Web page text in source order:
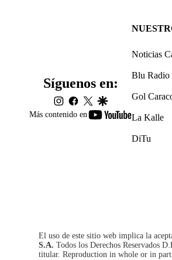
Más contenido en
youtube-
Síguenos en:
instagram
facebook
twittergoogle
Noticias
Blu Radio
Gol
La Kalle
DiTu
El uso de este sitio web implica la
S.A. Todos los Derechos Reservados
titular. Reproduction in whole or in